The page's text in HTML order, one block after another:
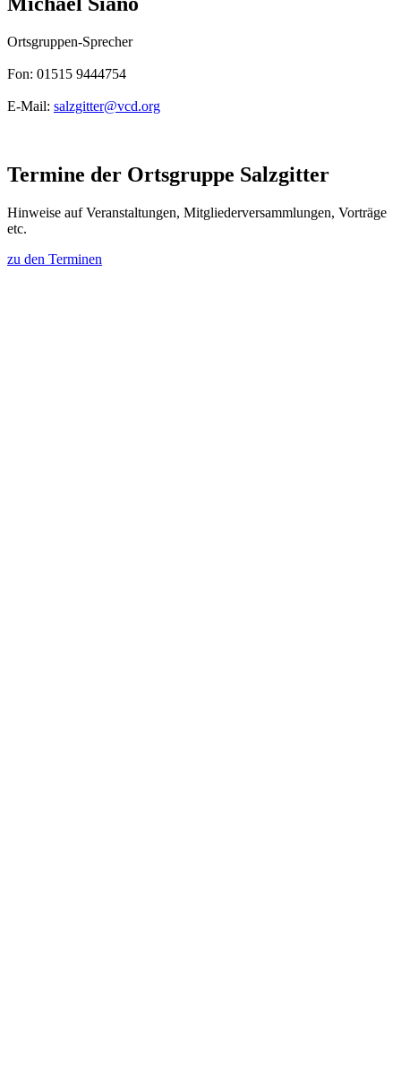
Ortsgruppen-Sprecher
Fon: 01515 9444754
E-Mail: salzgitter@vcd.org
Termine der Ortsgruppe Salzgitter
Hinweise auf Veranstaltungen, Mitgliederversammlungen, Vorträge
etc.
zu den Terminen